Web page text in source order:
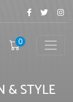
0
& STYLE